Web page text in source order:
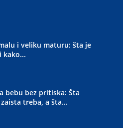
i veliku maturu: šta je
kako...
bebu bez pritiska: Šta
treba, a šta...